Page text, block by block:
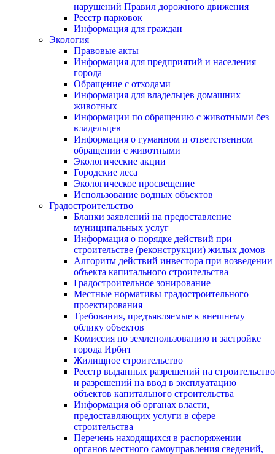
нарушений Правил дорожного движения
Реестр парковок
Информация для граждан
Экология
Правовые акты
Информация для предприятий и населения
города
Обращение с отходами
Информация для владельцев домашних
животных
Информации по обращению с животными без
владельцев
Информация о гуманном и ответственном
обращении с животными
Экологические акции
Городские леса
Экологическое просвещение
Использование водных объектов
Градостроительство
Бланки заявлений на предоставление
муниципальных услуг
Информация о порядке действий при
строительстве (реконструкции) жилых домов
Алгоритм действий инвестора при возведении
объекта капитального строительства
Градостроительное зонирование
Местные нормативы градостроительного
проектирования
Требования, предъявляемые к внешнему
облику объектов
Комиссия по землепользованию и застройке
города Ирбит
Жилищное строительство
Реестр выданных разрешений на строительство
и разрешений на ввод в эксплуатацию
объектов капитального строительства
Информация об органах власти,
предоставляющих услуги в сфере
строительства
Перечень находящихся в распоряжении
органов местного самоуправления сведений,